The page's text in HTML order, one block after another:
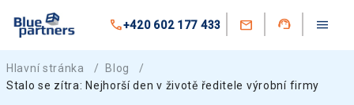
+420 602 177 433
Hlavní stránka / Blog
/
Stalo se zítra: Nejhorší den v životě ředitele výrobní firmy